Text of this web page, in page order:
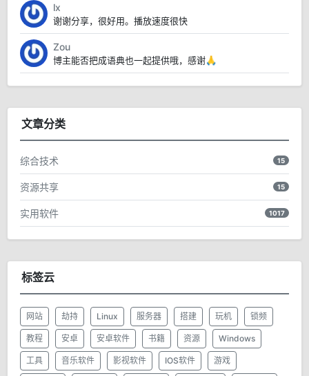
lx
谢谢分享，很好用。播放速度很快
Zou
博主能否把成语典也一起提供哦，感谢🙏
文章分类
综合技术 15
资源共享 15
实用软件 1017
标签云
网站 劫持 Linux 服务器 搭建 玩机 锁频
教程 安卓 安卓软件 书籍 资源 Windows
工具 音乐软件 影视软件 IOS软件 游戏